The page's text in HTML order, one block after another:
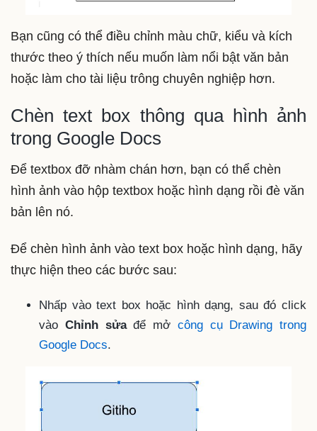
Bạn cũng có thể điều chỉnh màu chữ, kiểu và kích
thước theo ý thích nếu muốn làm nổi bật văn bản
hoặc làm cho tài liệu trông chuyên nghiệp hơn.
Chèn text box thông qua hình ảnh
trong Google Docs
Để textbox đỡ nhàm chán hơn, bạn có thể chèn
hình ảnh vào hộp textbox hoặc hình dạng rồi đè văn
bản lên nó.
Để chèn hình ảnh vào text box hoặc hình dạng, hãy
thực hiện theo các bước sau:
Nhấp vào text box hoặc hình dạng, sau đó click
vào Chỉnh sửađể mở công cụ Drawing trong
Google Docs.